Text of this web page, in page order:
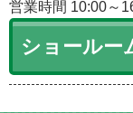
営業時間 10:00～
ショールー